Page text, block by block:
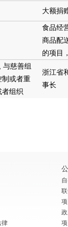
大额捐
食品经
商品配
的项目
与慈善组
制或者重
者组织
浙江省
事长
律